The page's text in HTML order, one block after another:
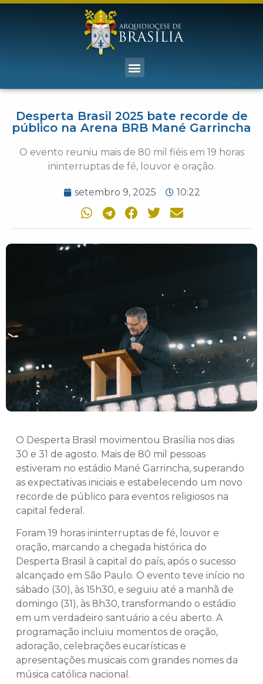
Desperta Brasil 2025 bate recorde de
público na Arena BRB Mané Garrincha
O evento reuniu mais de 80 mil fiéis em 19 horas
ininterruptas de fé, louvor e oração.
setembro 9, 2025 10:22
O Desperta Brasil movimentou Brasília nos dias
30 e 31 de agosto. Mais de 80 mil pessoas
estiveram no estádio Mané Garrincha, superando
as expectativas iniciais e estabelecendo um novo
recorde de público para eventos religiosos na
capital federal.
Foram 19 horas ininterruptas de fé, louvor e
oração, marcando a chegada histórica do
Desperta Brasil à capital do país, após o sucesso
alcançado em São Paulo. O evento teve início no
sábado (30), às 15h30, e seguiu até a manhã de
domingo (31), às 8h30, transformando o estádio
em um verdadeiro santuário a céu aberto. A
programação incluiu momentos de oração,
adoração, celebrações eucarísticas e
apresentações musicais com grandes nomes da
música católica nacional.